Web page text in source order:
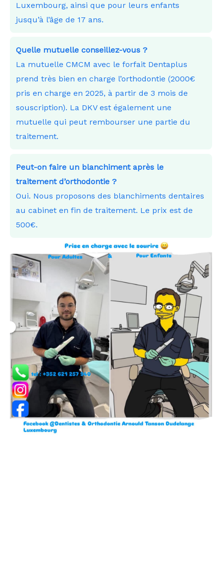
Luxembourg, ainsi que pour leurs enfants
jusqu’à l’âge de 17 ans.
Quelle mutuelle conseillez-vous ?
La mutuelle CMCM avec le forfait Dentaplus
prend très bien en charge l’orthodontie (2000€
pris en charge en 2025, à partir de 3 mois de
souscription). La DKV est également une
mutuelle qui peut rembourser une partie du
traitement.
Peut-on faire un blanchiment après le
traitement d’orthodontie ?
Oui. Nous proposons des blanchiments dentaires
au cabinet en fin de traitement. Le prix est de
500€.